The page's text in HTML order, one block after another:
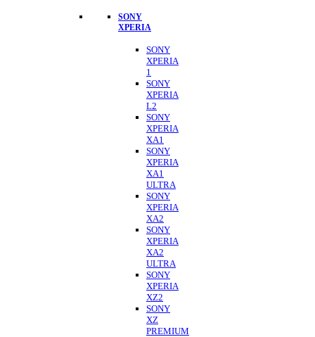
SONY
XPERIA
SONY
XPERIA
1
SONY
XPERIA
L2
SONY
XPERIA
XA1
SONY
XPERIA
XA1
ULTRA
SONY
XPERIA
XA2
SONY
XPERIA
XA2
ULTRA
SONY
XPERIA
XZ2
SONY
XZ
PREMIUM